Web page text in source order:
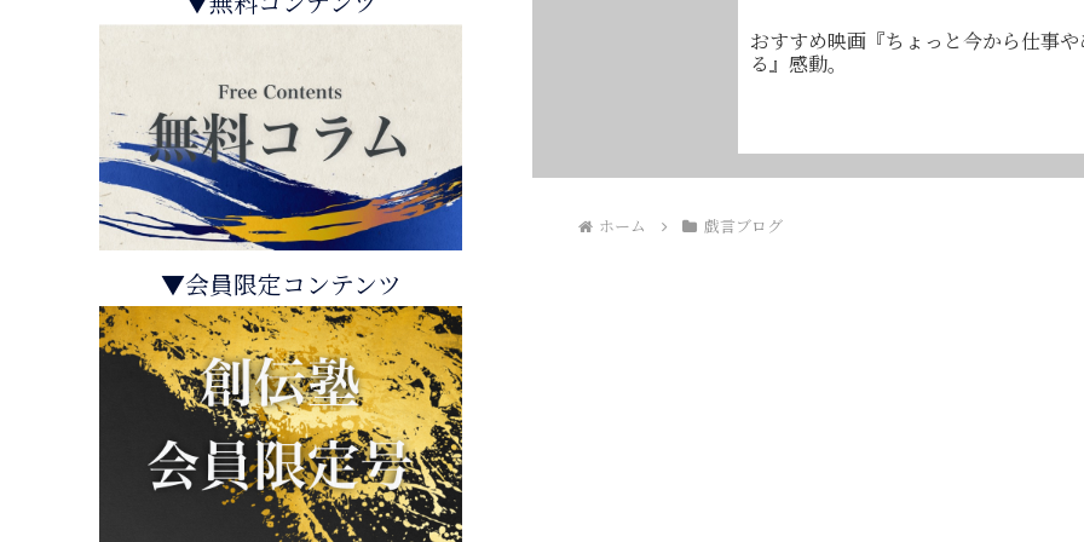
おすすめ映画『ちょっと今から仕事
る』感動。
ホーム 戯言ブログ
▼会員限定コンテンツ